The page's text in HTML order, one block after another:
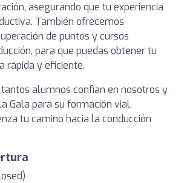
asegurando que tu experiencia
También ofrecemos
de puntos y cursos
para que puedas obtener tu
rápida y eficiente.
alumnos confían en nosotros y
Gala para su formación vial.
tu camino hacia la conducción